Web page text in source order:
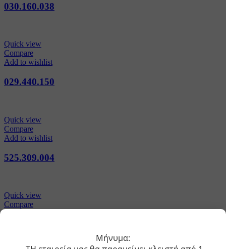
030.160.038
Quick view
Compare
Add to wishlist
029.440.150
Quick view
Compare
Add to wishlist
525.309.004
Quick view
Compare
Μήνυμα: